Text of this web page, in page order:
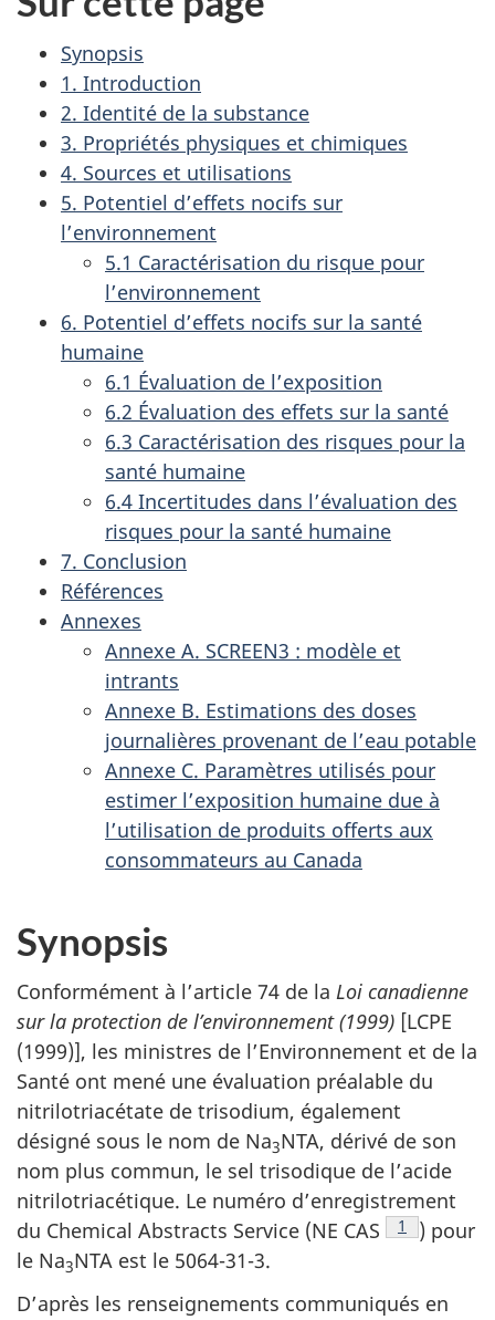
Synopsis
1. Introduction
2. Identité de la substance
3. Propriétés physiques et chimiques
4. Sources et utilisations
5. Potentiel d’effets nocifs sur
l’environnement
5.1 Caractérisation du risque pour
l’environnement
6. Potentiel d’effets nocifs sur la santé
humaine
6.1 Évaluation de l’exposition
6.2 Évaluation des effets sur la santé
6.3 Caractérisation des risques pour la
santé humaine
6.4 Incertitudes dans l’évaluation des
risques pour la santé humaine
7. Conclusion
Références
Annexes
Annexe A. SCREEN3 : modèle et
intrants
Annexe B. Estimations des doses
journalières provenant de l’eau potable
Annexe C. Paramètres utilisés pour
estimer l’exposition humaine due à
l’utilisation de produits offerts aux
consommateurs au Canada
Synopsis
Conformément à l’article 74 de la Loi canadienne
sur la protection de l’environnement (1999) [LCPE
(1999)], les ministres de l’Environnement et de la
Santé ont mené une évaluation préalable du
nitrilotriacétate de trisodium, également
désigné sous le nom de Na3NTA, dérivé de son
nom plus commun, le sel trisodique de l’acide
nitrilotriacétique. Le numéro d’enregistrement
du Chemical Abstracts Service (NE CAS
Note de bas
1
) pour
le Na3NTA est le 5064-31-3.
D’après les renseignements communiqués en